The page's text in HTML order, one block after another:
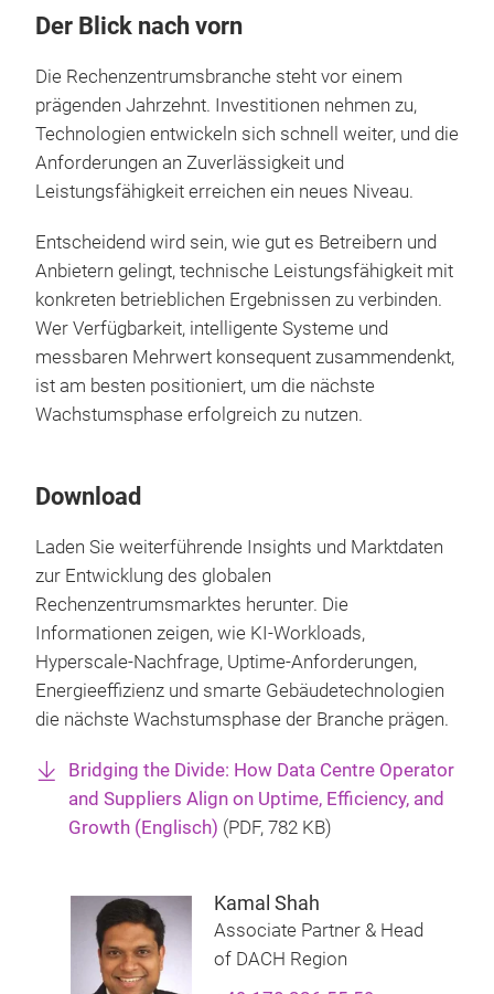
Der Blick nach vorn
Die Rechenzentrumsbranche steht vor einem
prägenden Jahrzehnt. Investitionen nehmen zu,
Technologien entwickeln sich schnell weiter, und die
Anforderungen an Zuverlässigkeit und
Leistungsfähigkeit erreichen ein neues Niveau.
Entscheidend wird sein, wie gut es Betreibern und
Anbietern gelingt, technische Leistungsfähigkeit mit
konkreten betrieblichen Ergebnissen zu verbinden.
Wer Verfügbarkeit, intelligente Systeme und
messbaren Mehrwert konsequent zusammendenkt,
ist am besten positioniert, um die nächste
Wachstumsphase erfolgreich zu nutzen.
Download
Laden Sie weiterführende Insights und Marktdaten
zur Entwicklung des globalen
Rechenzentrumsmarktes herunter. Die
Informationen zeigen, wie KI-Workloads,
Hyperscale-Nachfrage, Uptime-Anforderungen,
Energieeffizienz und smarte Gebäudetechnologien
die nächste Wachstumsphase der Branche prägen.
Bridging the Divide: How Data Centre Operator
and Suppliers Align on Uptime, Efficiency, and
Growth (Englisch) (PDF, 782 KB)
Kamal Shah
Associate Partner & Head
of DACH Region